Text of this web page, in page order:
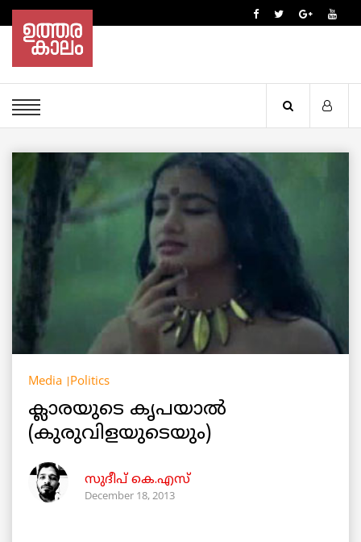
Media Politics
ക്ലാരയുടെ കൃപയാൽ
(കുരുവിളയുടെയും)
സുദീപ് കെ.എസ്
December 18, 2013